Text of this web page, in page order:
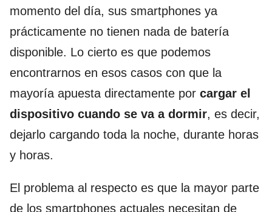
momento del día, sus smartphones ya
prácticamente no tienen nada de batería
disponible. Lo cierto es que podemos
encontrarnos en esos casos con que la
mayoría apuesta directamente por cargar el
dispositivo cuando se va a dormir, es decir,
dejarlo cargando toda la noche, durante horas
y horas.
El problema al respecto es que la mayor parte
de los smartphones actuales necesitan de